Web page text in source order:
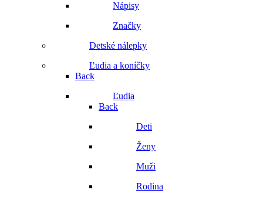
Nápisy
Značky
Detské nálepky
Ľudia a koníčky
Back
Ľudia
Back
Deti
Ženy
Muži
Rodina